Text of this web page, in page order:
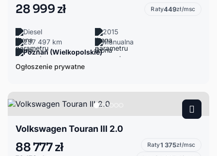
28 999 zł Raty449zł/msc
Diesel
2015
237 497 km
Manualna
Poznań (Wielkopolskie)
Ogłoszenie prywatne
Volkswagen Touran III 2.0
88 777 zł Raty1 375zł/msc